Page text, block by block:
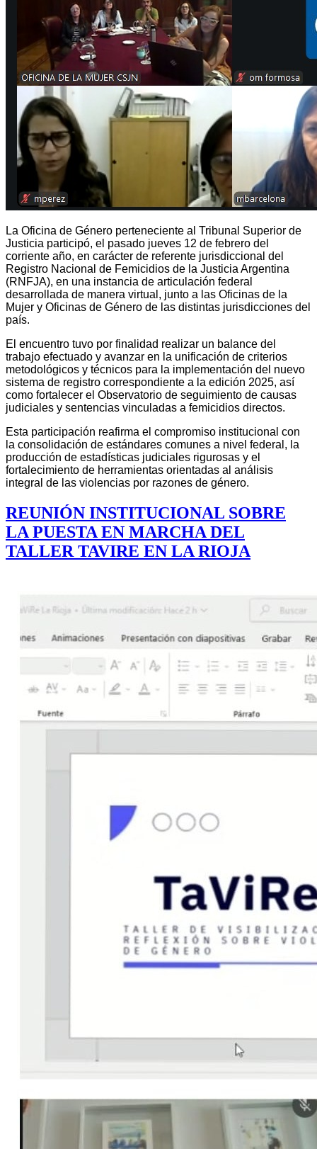
La Oficina de Género perteneciente al Tribunal Superior de
Justicia participó, el pasado jueves 12 de febrero del
corriente año, en carácter de referente jurisdiccional del
Registro Nacional de Femicidios de la Justicia Argentina
(RNFJA), en una instancia de articulación federal
desarrollada de manera virtual, junto a las Oficinas de la
Mujer y Oficinas de Género de las distintas jurisdicciones del
país.
El encuentro tuvo por finalidad realizar un balance del
trabajo efectuado y avanzar en la unificación de criterios
metodológicos y técnicos para la implementación del nuevo
sistema de registro correspondiente a la edición 2025, así
como fortalecer el Observatorio de seguimiento de causas
judiciales y sentencias vinculadas a femicidios directos.
Esta participación reafirma el compromiso institucional con
la consolidación de estándares comunes a nivel federal, la
producción de estadísticas judiciales rigurosas y el
fortalecimiento de herramientas orientadas al análisis
integral de las violencias por razones de género.
REUNIÓN INSTITUCIONAL SOBRE
LA PUESTA EN MARCHA DEL
TALLER TAVIRE EN LA RIOJA